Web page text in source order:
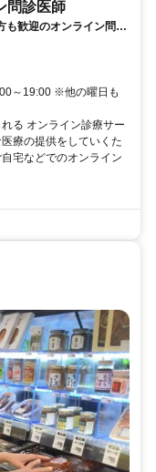
問診医師
も歓迎のオンライン問診
～19:00 ※他の曜日も
る オンライン診療サー
療の提供をしていくた
宅などでのオンライン